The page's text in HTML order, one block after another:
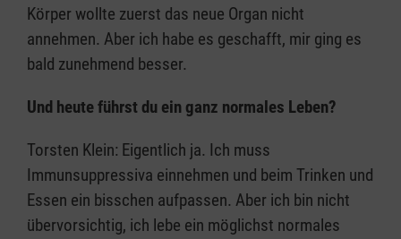
Körper wollte zuerst das neue Organ nicht
annehmen. Aber ich habe es geschafft, mir ging es
bald zunehmend besser.
Und heute führst du ein ganz normales Leben?
Torsten Klein: Eigentlich ja. Ich muss
Immunsuppressiva einnehmen und beim Trinken und
Essen ein bisschen aufpassen. Aber ich bin nicht
übervorsichtig, ich lebe ein möglichst normales